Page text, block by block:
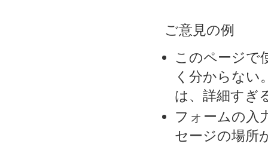
ご意見の例
このページで
く分からない
は、詳細すぎ
フォームの入
セージの場所